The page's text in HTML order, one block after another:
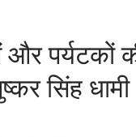
पर्यटकों
सिंह धामी